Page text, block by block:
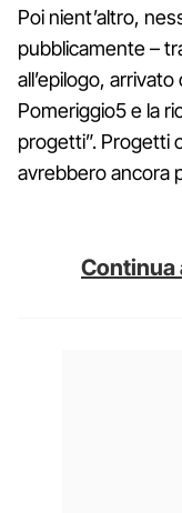
Poi nient’altro,
pubblicamente –
all’epilogo,
Pomeriggio5 e la
progetti”. Progetti
avrebbero ancora
Continua